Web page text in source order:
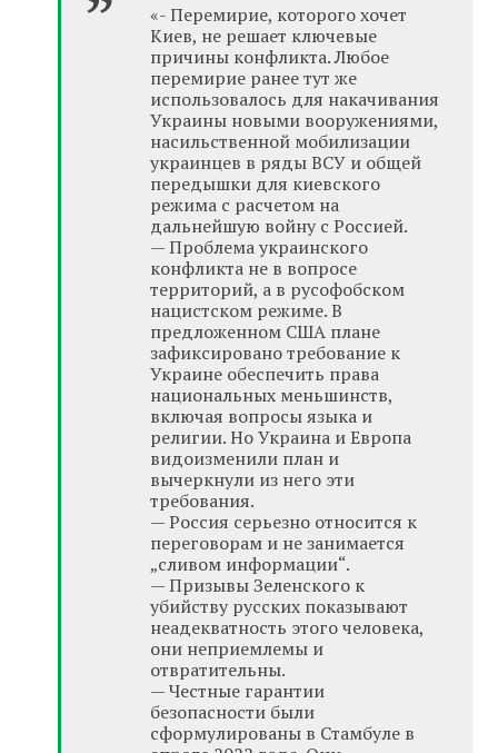
«- Перемирие, которого хочет
Киев, не решает ключевые
причины конфликта. Любое
перемирие ранее тут же
использовалось для накачивания
Украины новыми вооружениями,
насильственной мобилизации
украинцев в ряды ВСУ и общей
передышки для киевского
режима с расчетом на
дальнейшую войну с Россией.
— Проблема украинского
конфликта не в вопросе
территорий, а в русофобском
нацистском режиме. В
предложенном США плане
зафиксировано требование к
Украине обеспечить права
национальных меньшинств,
включая вопросы языка и
религии. Но Украина и Европа
видоизменили план и
вычеркнули из него эти
требования.
— Россия серьезно относится к
переговорам и не занимается
„сливом информации“.
— Призывы Зеленского к
убийству русских показывают
неадекватность этого человека,
они неприемлемы и
отвратительны.
— Честные гарантии
безопасности были
сформулированы в Стамбуле в